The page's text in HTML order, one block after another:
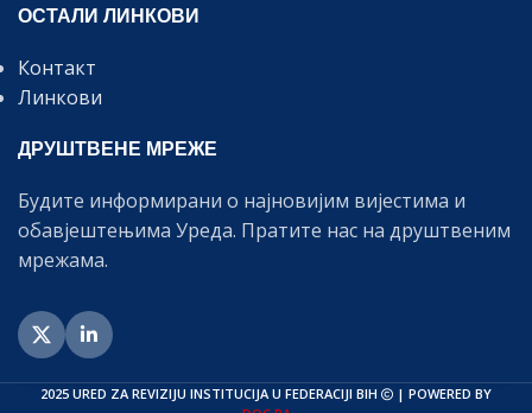
ОСТАЛИ ЛИНКОВИ
Контакт
Линкови
ДРУШТВЕНЕ МРЕЖЕ
Будите информирани о најновијим вијестима и
обавјештењима Уреда. Пратите нас на друштвеним
мрежама.
2025 URED ZA REVIZIJU INSTITUCIJA U FEDERACIJI BIH
| POWERED BY